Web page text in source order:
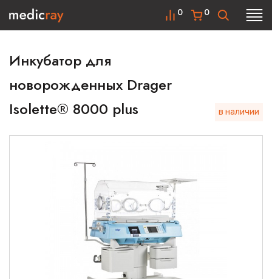
0
0
Инкубатор для
новорожденных Drager
Isolette® 8000 plus
в наличии